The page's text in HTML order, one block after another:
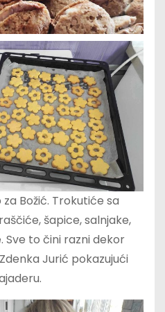
Božić. Trokutiće sa
šapice, salnjake,
Sve to čini razni dekor
Jurić pokazujući